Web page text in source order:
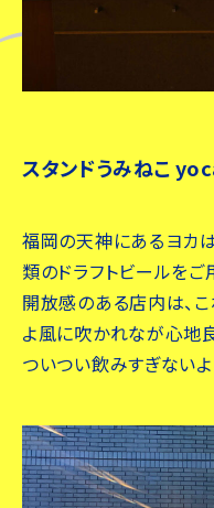
スタンドうみねこ
福岡の天神にあるヨカ
類のドラフトビールをご
開放感のある店内は、
よ風に吹かれなが心地
ついつい飲みすぎないよ